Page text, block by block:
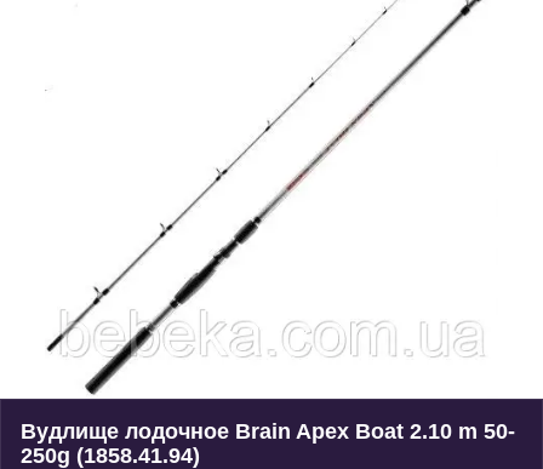
Вудлище лодочное Brain Apex Boat 2.10 m 50-
250g (1858.41.94)